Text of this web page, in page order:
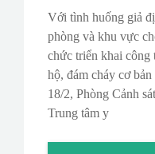
Với tình huống giả
phòng và khu vực
chức triển khai công
hộ, đám cháy cơ
18/2, Phòng Cảnh
Trung tâm y